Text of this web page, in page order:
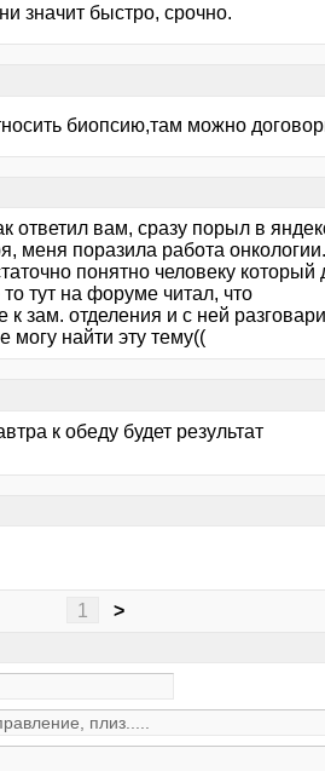
значит быстро, срочно.
биопсию,там можно
ответил вам, сразу порыл в
меня поразила работа
понятно человеку
тут на форуме читал, что
к зам. отделения и с ней
могу найти эту тему((
к обеду будет результат
1 >